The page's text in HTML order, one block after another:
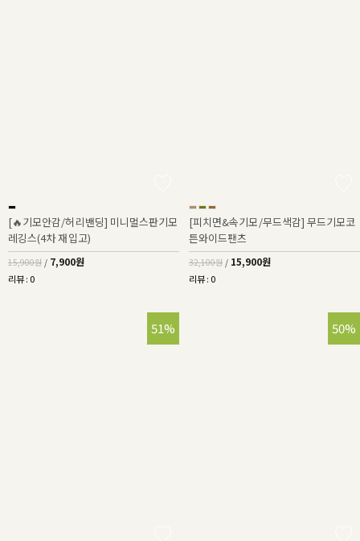
[🔥기모안감/허리밴딩] 미니멀스판기모
레깅스(4차 재입고)
15,900원 / 7,900원
리뷰 : 0
[피치면&속기모/무드색감] 무드기모코
튼와이드팬츠
32,100원 / 15,900원
리뷰 : 0
51% 50%